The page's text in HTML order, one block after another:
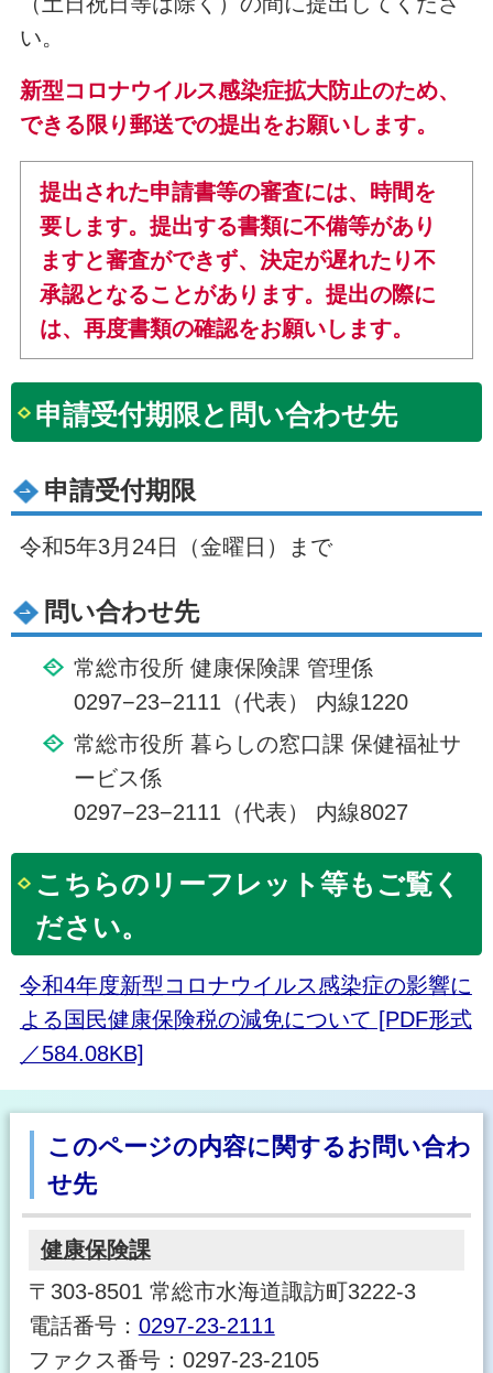
い。
新型コロナウイルス感染症拡大防止のため、
できる限り郵送での提出をお願いします。
提出された申請書等の審査には、時間を
要します。提出する書類に不備等があり
ますと審査ができず、決定が遅れたり不
承認となることがあります。提出の際に
は、再度書類の確認をお願いします。
申請受付期限と問い合わせ先
申請受付期限
令和5年3月24日（金曜日）まで
問い合わせ先
常総市役所 健康保険課 管理係
0297−23−2111（代表） 内線1220
常総市役所 暮らしの窓口課 保健福祉サ
ービス係
0297−23−2111（代表） 内線8027
こちらのリーフレット等もご覧く
ださい。
令和4年度新型コロナウイルス感染症の影響に
よる国民健康保険税の減免について [PDF形式
／584.08KB]
このページの内容に関するお問い合わ
せ先
健康保険課
〒303-8501 常総市水海道諏訪町3222-3
電話番号： 0297-23-2111
ファクス番号：0297-23-2105